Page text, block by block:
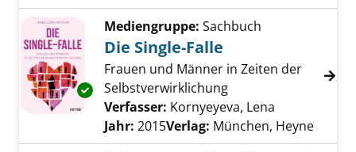
Exemplar-Details von Die Single-Falle
Mediengruppe: Sachbuch
Die Single-Falle
Frauen und Männer in Zeiten der
Selbstverwirklichung
Verfasser: Kornyeyeva, Lena
Jahr: 2015Verlag: München, Heyne